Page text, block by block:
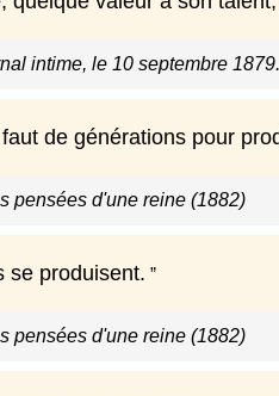
intime, le 10 septembre 1879.
de générations pour
pensées d'une reine (1882)
se produisent.
pensées d'une reine (1882)